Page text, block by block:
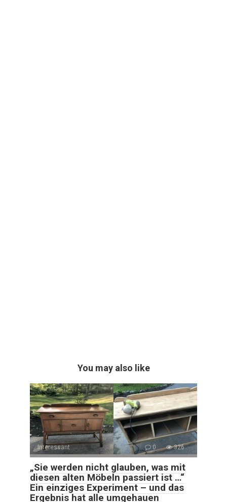
You may also like
Interessant 0 326
„Sie werden nicht glauben, was mit
diesen alten Möbeln passiert ist …“
Ein einziges Experiment – und das
Ergebnis hat alle umgehauen